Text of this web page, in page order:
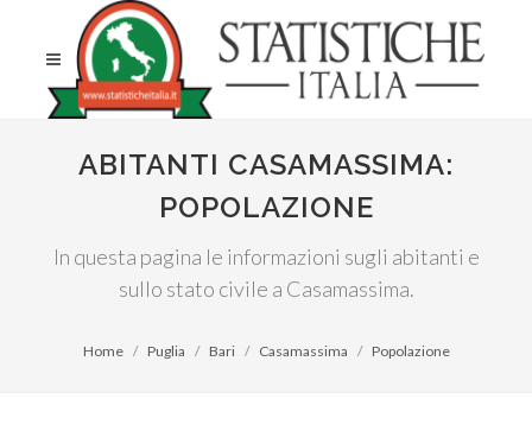
ABITANTI CASAMASSIMA:
POPOLAZIONE
In questa pagina le informazioni sugli abitanti e
sullo stato civile a Casamassima.
Home Puglia Bari Casamassima Popolazione